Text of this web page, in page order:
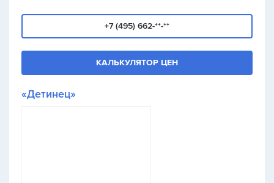
+7 (495) 662-**-**
КАЛЬКУЛЯТОР ЦЕН
«Детинец»